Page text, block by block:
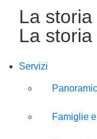
La storia
La storia
Servizi
Famiglie